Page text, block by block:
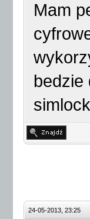
Mam
bedzie
24-05-2013, 23:25